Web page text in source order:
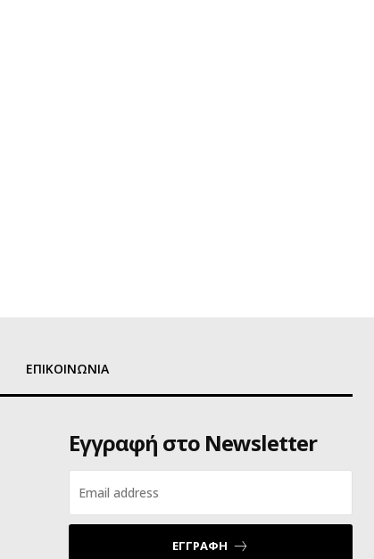
ΕΠΙΚΟΙΝΩΝΙΑ
Εγγραφή στο Newsletter
ΕΓΓΡΑΦΗ